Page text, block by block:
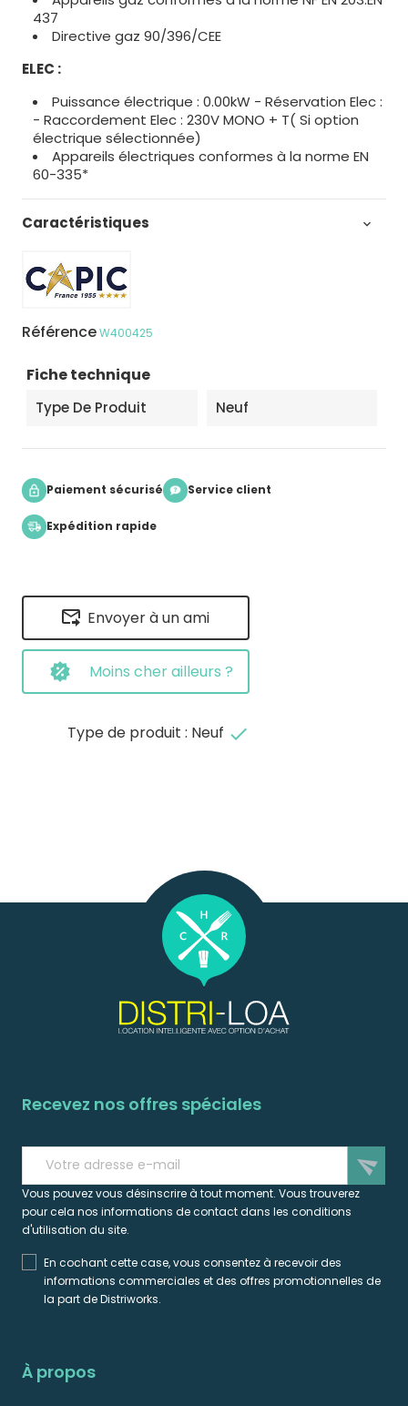
Envoyer à un ami
Moins cher ailleurs ?
Type de produit : Neuf done
437
Directive gaz 90/396/CEE
ELEC :
Puissance électrique : 0.00kW - Réservation Elec :
- Raccordement Elec : 230V MONO + T( Si option
électrique sélectionnée)
Appareils électriques conformes à la norme EN
60-335*
Caractéristiques 
RéférenceW400425
Fiche technique
Type De Produit Neuf
Paiement sécurisé Service client
Expédition rapide
Recevez nos offres spéciales
send
Vous pouvez vous désinscrire à tout moment. Vous trouverez
pour cela nos informations de contact dans les conditions
d'utilisation du site.
En cochant cette case, vous consentez à recevoir des
informations commerciales et des offres promotionnelles de
la part de Distriworks.
À propos